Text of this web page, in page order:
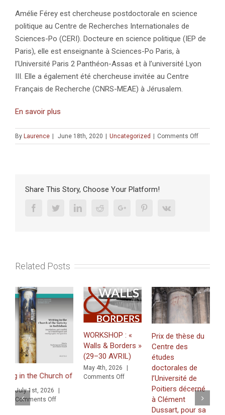
Amélie Férey est chercheuse postdoctorale en science
politique au Centre de Recherches Internationales de
Sciences-Po (CERI). Docteure en science politique (IEP de
Paris), elle est enseignante à Sciences-Po Paris, à
l’Université Paris 2 Panthéon-Assas et à l’université Lyon
III. Elle a également été chercheuse invitée au Centre
Français de Recherche (CNRS-MEAE) à Jérusalem.
En savoir plus
By Laurence | June 18th, 2020 | Uncategorized | Comments Offon
Share This Story, Choose Your Platform!
FacebookTwitterLinkedinRedditGoogle+ PinterestVk
Related Posts
in the Church of the Nativity in Bethlehem. Inscriptions and
July 1st, 2026
|
Comments Offon
in a Multilingual and Multigraphic Perspective
WORKSHOP : «
Walls & Borders »
(29–30 AVRIL)
May 4th, 2026
Comments Offon
WORKSHOP
Prix de thèse du
Centre des
études
doctorales de
l’Université de
Poitiers décerné
à Clément
Dussart, pour sa